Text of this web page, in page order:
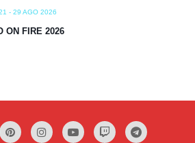
- 29 AGO 2026
ON FIRE 2026